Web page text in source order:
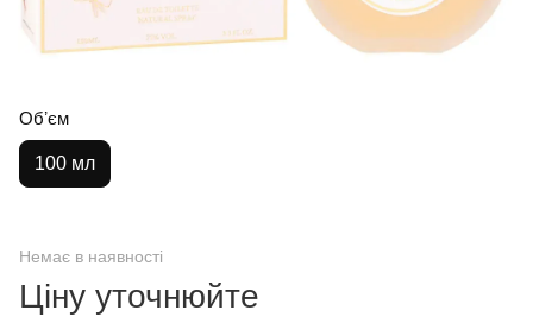
Обʼєм
100 мл
Немає в наявності
Ціну уточнюйте